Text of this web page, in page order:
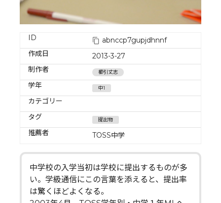
ID
abnccp7gupjdhnnf
作成日
2013-3-27
制作者
櫛引丈志
学年 中1
カテゴリー
タグ
提出物
推薦者 TOSS中学
中学校の入学当初は学校に提出するものが多
い。学級通信にこの言葉を添えると、提出率
は驚くほどよくなる。